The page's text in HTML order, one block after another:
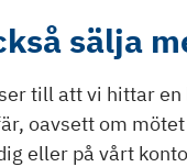
sälja
till att vi hittar
oavsett om
eller på vårt